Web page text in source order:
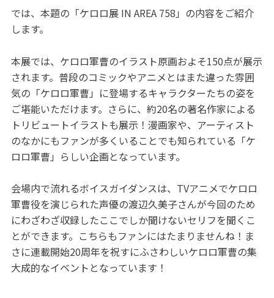
では、本題の「ケロロ展 IN AREA 758」の内容をご紹介
します。
本展では、ケロロ軍曹のイラスト原画およそ150点が展示
されます。普段のコミックやアニメとはまた違った雰囲
気の「ケロロ軍曹」に登場するキャラクターたちの姿を
ご堪能いただけます。さらに、約20名の著名作家による
トリビュートイラストも展示！漫画家や、アーティスト
のなかにもファンが多くいることでも知られている「ケ
ロロ軍曹」らしい企画となっています。
会場内で流れるボイスガイダンスは、TVアニメでケロロ
軍曹役を演じられた声優の渡辺久美子さんが今回のため
にわざわざ収録したここでしか聞けないセリフを聞くこ
とができます。こちらもファンにはたまりませんね！ま
さに連載開始20周年を祝すにふさわしいケロロ軍曹の集
大成的なイベントとなっています！